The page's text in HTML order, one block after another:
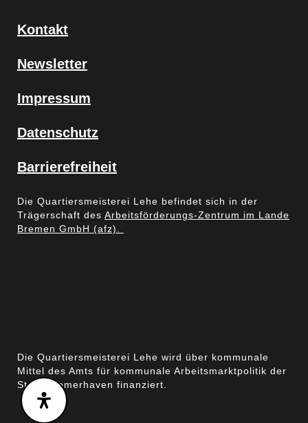
Kontakt
Newsletter
Impressum
Datenschutz
Barrierefreiheit
Die Quartiersmeisterei Lehe befindet sich in der
Trägerschaft des Arbeitsförderungs-Zentrum im Lande
Bremen GmbH (afz).
Die Quartiersmeisterei Lehe wird über kommunale
Mittel des Amts für kommunale Arbeitsmarktpolitik der
Stadt Bremerhaven finanziert.